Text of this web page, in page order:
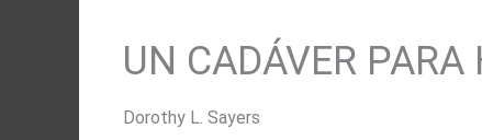
UN CADÁVER PARA
Dorothy L. Sayers